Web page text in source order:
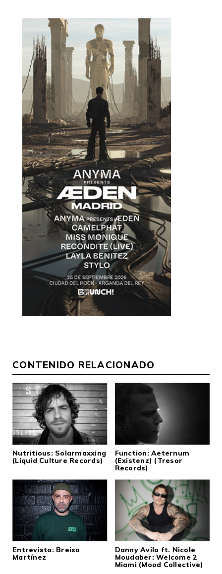
CONTENIDO RELACIONADO
Nutritious: Solarmaxxing
(Liquid Culture Records)
Function: Aeternum
(Existenz) (Tresor
Records)
Entrevista: Breixo
Martínez
Danny Avila ft. Nicole
Moudaber: Welcome 2
Miami (Mood Collective)